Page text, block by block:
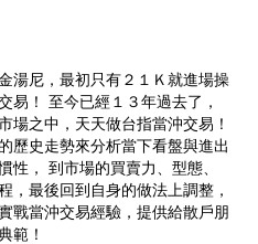
湯尼，最初只有２１Ｋ就進場操
易！ 至今已經１３年過去了，
場之中，天天做台指當沖交易！
歷史走勢來分析當下看盤與進出
性， 到市場的買賣力、型態、
，最後回到自身的做法上調整，
戰當沖交易經驗，提供給散戶朋
範！